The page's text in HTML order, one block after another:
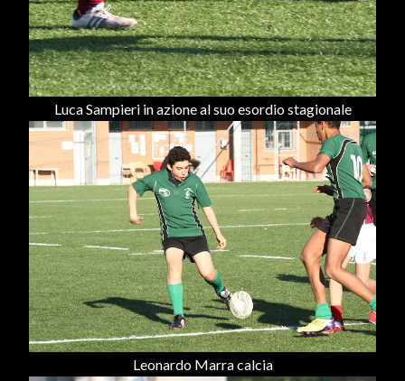
Luca Sampieri in azione al suo esordio stagionale
Leonardo Marra calcia